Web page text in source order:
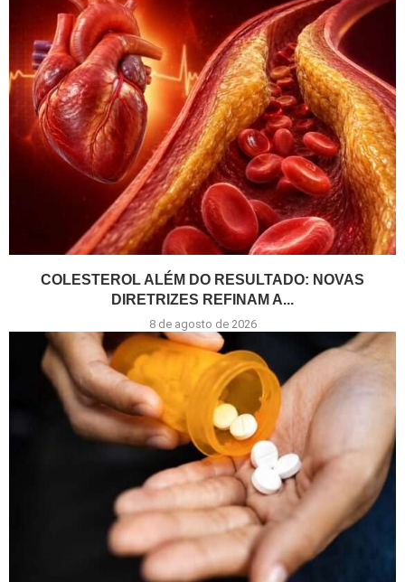
COLESTEROL ALÉM DO RESULTADO: NOVAS
DIRETRIZES REFINAM A...
8 de agosto de 2026